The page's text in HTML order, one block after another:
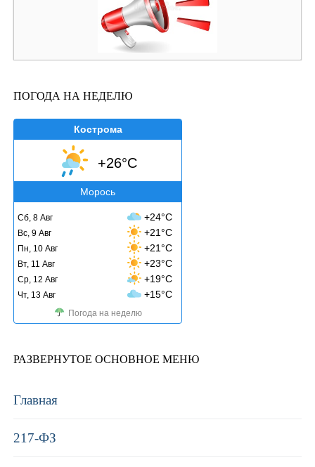
ПОГОДА НА НЕДЕЛЮ
Кострома
+26°C
Морось
Сб, 8 Авг +24°C
Вс, 9 Авг +21°C
Пн, 10 Авг +21°C
Вт, 11 Авг +23°C
Ср, 12 Авг +19°C
Чт, 13 Авг +15°C
Погода на неделю
РАЗВЕРНУТОЕ ОСНОВНОЕ МЕНЮ
Главная
217-ФЗ